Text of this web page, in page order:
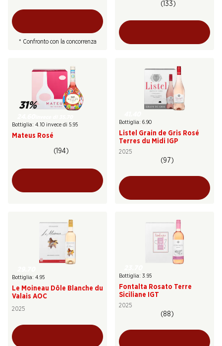
* Confronto con la concorrenza
(133)
31%
Bottiglia: 4.10 invece di 5.95
Mateus Rosé
(194)
Bottiglia: 6.90
Listel Grain de Gris Rosé
Terres du Midi IGP
2025
(97)
Bottiglia: 4.95
Le Moineau Dôle Blanche du
Valais AOC
2025
Bottiglia: 3.95
Fontalta Rosato Terre
Siciliane IGT
2025
(88)